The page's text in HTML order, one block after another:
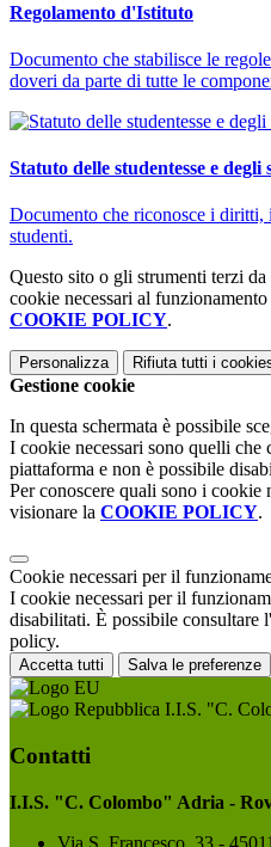
Regolamento d'Istituto
Documento che stabilisce le
doveri da parte di tutte le
Statuto delle studentesse e degli
Documento che riconosce i
studenti.
Questo sito o gli strumenti terzi
cookie necessari al
COOKIE POLICY.
Personalizza Rifiuta tutti i
Gestione cookie
In questa schermata è possibile
I cookie necessari sono quelli
piattaforma e non è possibile
Per conoscere quali sono i cookie
visionare la COOKIE POLICY.
Cookie necessari per il
I cookie necessari per il
disabilitati. È possibile consultare
policy.
Accetta tutti Salva le preferenze
I.I.S. "C.
Contatti
I.I.S. "C. Colombo" Adria -
Via S. Francesco, 33 -